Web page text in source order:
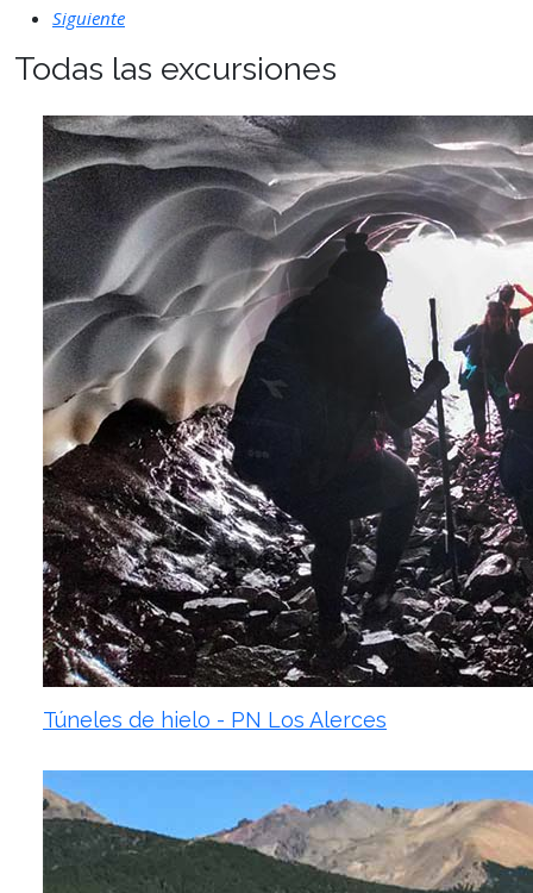
Siguiente
Todas las excursiones
Túneles de hielo - PN Los Alerces